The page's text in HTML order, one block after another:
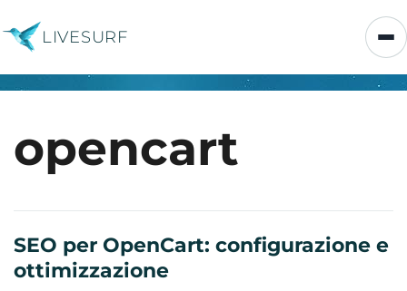
LIVESURF
opencart
SEO per OpenCart: configurazione e
ottimizzazione